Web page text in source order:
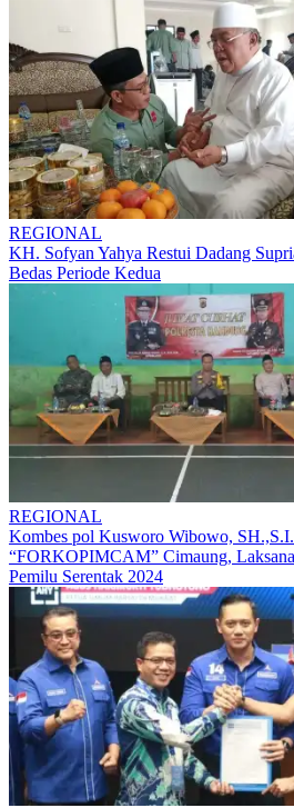
REGIONAL
KH. Sofyan Yahya Restui Dadang
Bedas Periode Kedua
REGIONAL
Kombes pol Kusworo Wibowo,
“FORKOPIMCAM” Cimaung,
Pemilu Serentak 2024